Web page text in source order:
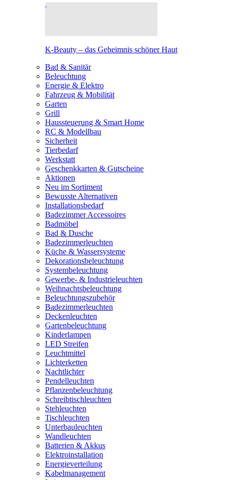
K-Beauty – das Geheimnis schöner Haut
Bad & Sanitär
Beleuchtung
Energie & Elektro
Fahrzeug & Mobilität
Garten
Grill
Haussteuerung & Smart Home
RC & Modellbau
Sicherheit
Tierbedarf
Werkstatt
Geschenkkarten & Gutscheine
Aktionen
Neu im Sortiment
Bewusste Alternativen
Installationsbedarf
Badezimmer Accessoires
Badmöbel
Bad & Dusche
Badezimmerleuchten
Küche & Wassersysteme
Dekorationsbeleuchtung
Systembeleuchtung
Gewerbe- & Industrieleuchten
Weihnachtsbeleuchtung
Beleuchtungszubehör
Badezimmerleuchten
Deckenleuchten
Gartenbeleuchtung
Kinderlampen
LED Streifen
Leuchtmittel
Lichterketten
Nachtlichter
Pendelleuchten
Pflanzenbeleuchtung
Schreibtischleuchten
Stehleuchten
Tischleuchten
Unterbauleuchten
Wandleuchten
Batterien & Akkus
Elektroinstallation
Energieverteilung
Kabelmanagement